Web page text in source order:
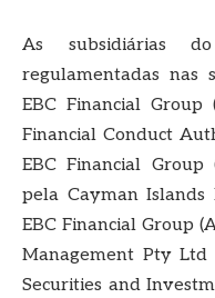
As subsidiárias
regulamentadas nas
EBC Financial
Financial Conduct
EBC Financial
pela Cayman
EBC Financial Group
Management Pty Ltd
Securities and